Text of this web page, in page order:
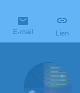
E-mail Lien